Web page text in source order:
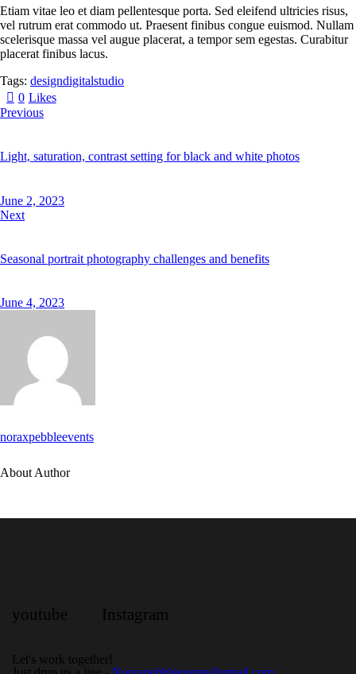
Etiam vitae leo et diam pellentesque porta. Sed eleifend ultricies risus,
vel rutrum erat commodo ut. Praesent finibus congue euismod. Nullam
scelerisque massa vel augue placerat, a tempor sem egestas. Curabitur
placerat finibus lacus.
Tags: designdigitalstudio
0 Likes
Previous
Light, saturation, contrast setting for black and white photos
June 2, 2023
Next
Seasonal portrait photography challenges and benefits
June 4, 2023
noraxpebbleevents
About Author
youtube Instagram
Let's work together!